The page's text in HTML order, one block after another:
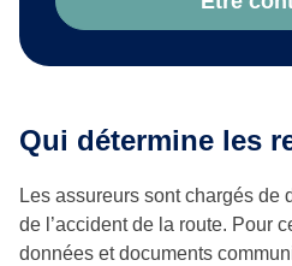
Qui détermine les
Les assureurs sont chargés de
de l’accident de la route. Pour
données et documents